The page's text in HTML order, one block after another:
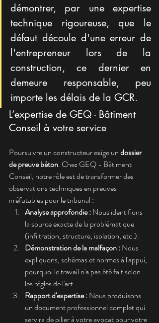
démontrer, par une expertise
technique rigoureuse, que le
défaut découle d'une erreur de
l'entrepreneur lors de la
construction, ce dernier en
demeure responsable, peu
importe les délais de la GCR.
L’expertise de GEQ - Bâtiment
Conseil à votre service
Poursuivre un constructeur exige un dossier
de preuve béton. Chez GEQ - Bâtiment
Conseil, notre rôle est de transformer des
observations techniques en preuves
irréfutables pour le tribunal :
Analyse approfondie : Nous identifions
la source exacte de la problématique
(infiltration, structure, isolation, etc.).
Démonstration de la malfaçon : Nous
expliquons, schémas et normes à l'appui,
pourquoi le travail n'a pas été fait selon
les règles de l'art.
Rapport d'expertise : Nous produisons
un document professionnel complet qui
servira de pilier à votre avocat pour votre